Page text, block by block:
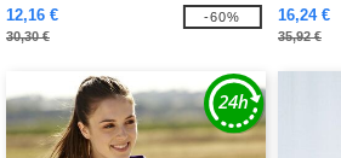
12,16 €
30,30 €
-60% 16,24 €
35,92 €